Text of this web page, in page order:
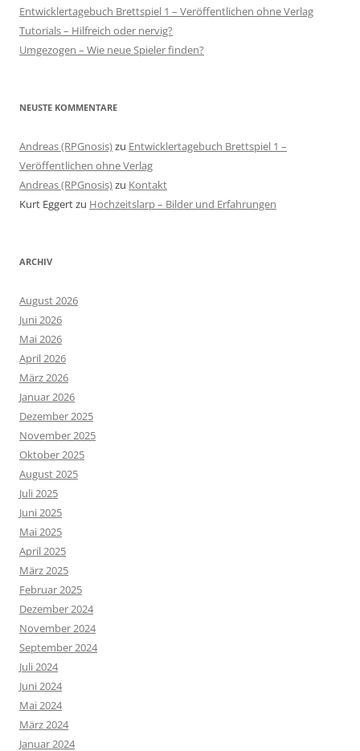
Entwicklertagebuch Brettspiel 1 – Veröffentlichen ohne Verlag
Tutorials – Hilfreich oder nervig?
Umgezogen – Wie neue Spieler finden?
NEUSTE KOMMENTARE
Andreas (RPGnosis)zu Entwicklertagebuch Brettspiel 1 –
Veröffentlichen ohne Verlag
Andreas (RPGnosis)zu Kontakt
Kurt Eggertzu Hochzeitslarp – Bilder und Erfahrungen
ARCHIV
August 2026
Juni 2026
Mai 2026
April 2026
März 2026
Januar 2026
Dezember 2025
November 2025
Oktober 2025
August 2025
Juli 2025
Juni 2025
Mai 2025
April 2025
März 2025
Februar 2025
Dezember 2024
November 2024
September 2024
Juli 2024
Juni 2024
Mai 2024
März 2024
Januar 2024